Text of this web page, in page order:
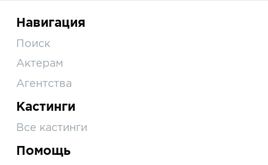
Навигация
Поиск
Актерам
Агентства
Кастинги
Все кастинги
Помощь